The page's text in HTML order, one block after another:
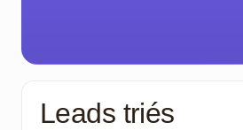
Leads triés